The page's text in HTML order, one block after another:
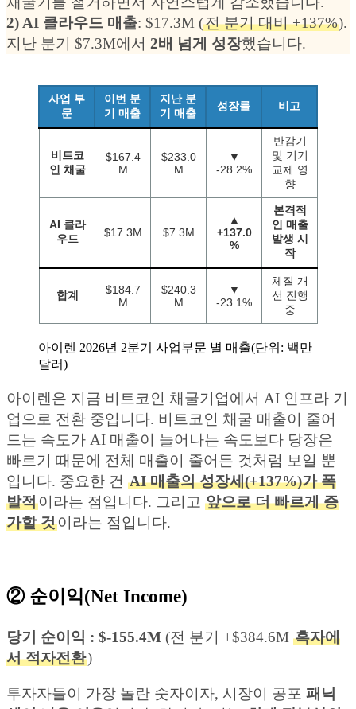
2) AI 클라우드 매출: $17.3M (전 분기 대비 +137%).
지난 분기 $7.3M에서 2배 넘게 성장했습니다.
사업 부
문
이번 분
기 매출
지난 분
기 매출
성장률 비고
비트코
인 채굴
$167.4
M
$233.0
M
▼
-28.2%
반감기
및 기기
교체 영
향
AI 클라
우드
$17.3M $7.3M
▲
+137.0
%
본격적
인 매출
발생 시
작
합계
$184.7
M
$240.3
M
▼
-23.1%
체질 개
선 진행
중
아이렌 2026년 2분기 사업부문 별 매출(단위: 백만
달러)
아이렌은 지금 비트코인 채굴기업에서 AI 인프라 기
업으로 전환 중입니다. 비트코인 채굴 매출이 줄어
드는 속도가 AI 매출이 늘어나는 속도보다 당장은
빠르기 때문에 전체 매출이 줄어든 것처럼 보일 뿐
입니다. 중요한 건 AI 매출의 성장세(+137%)가 폭
발적이라는 점입니다. 그리고 앞으로 더 빠르게 증
가할 것이라는 점입니다.
② 순이익(Net Income)
당기 순이익 : $-155.4M (전 분기 +$384.6M 흑자에
서 적자전환)
투자자들이 가장 놀란 숫자이자, 시장이 공포 패닉